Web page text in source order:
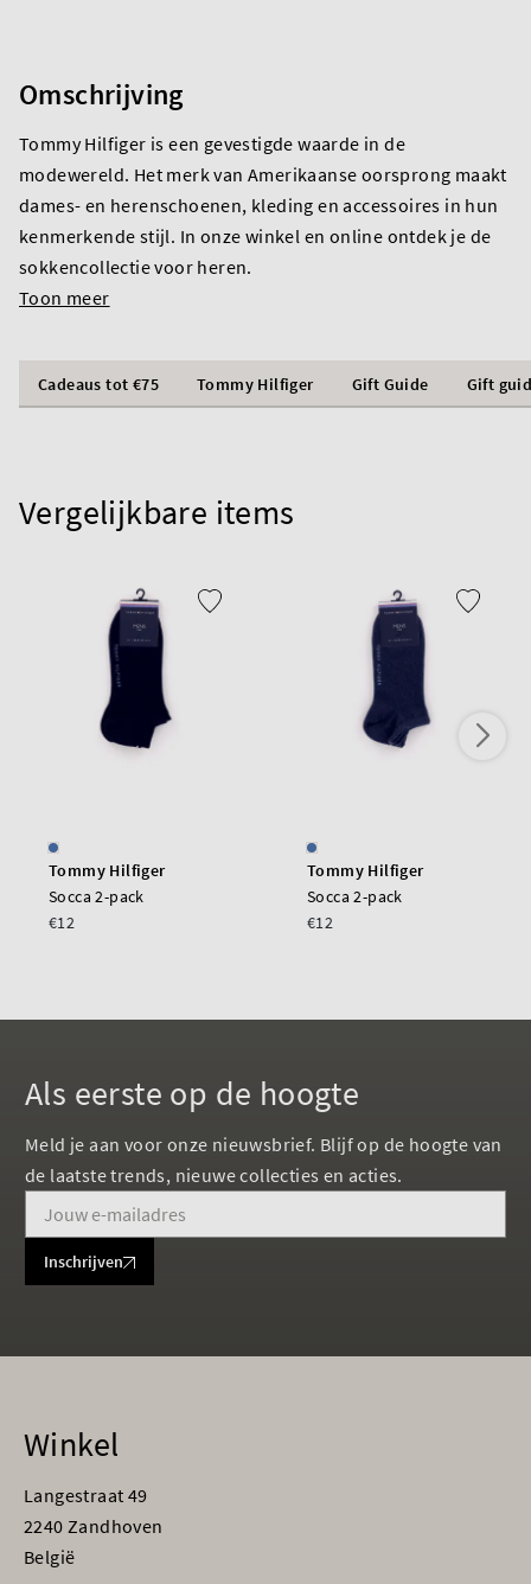
Omschrijving
Tommy Hilfiger is een gevestigde waarde in de
modewereld. Het merk van Amerikaanse oorsprong maakt
dames- en herenschoenen, kleding en accessoires in hun
kenmerkende stijl. In onze winkel en online ontdek je de
sokkencollectie voor heren.
Toon meer
Cadeaus tot €75 Tommy Hilfiger Gift Guide Gift
Vergelijkbare items
Tommy Hilfiger
Socca 2-pack
€12
Tommy Hilfiger
Socca 2-pack
€12
Als eerste op de hoogte
Meld je aan voor onze nieuwsbrief. Blijf op de hoogte van
de laatste trends, nieuwe collecties en acties.
Inschrijven
Winkel
Langestraat 49
2240 Zandhoven
België